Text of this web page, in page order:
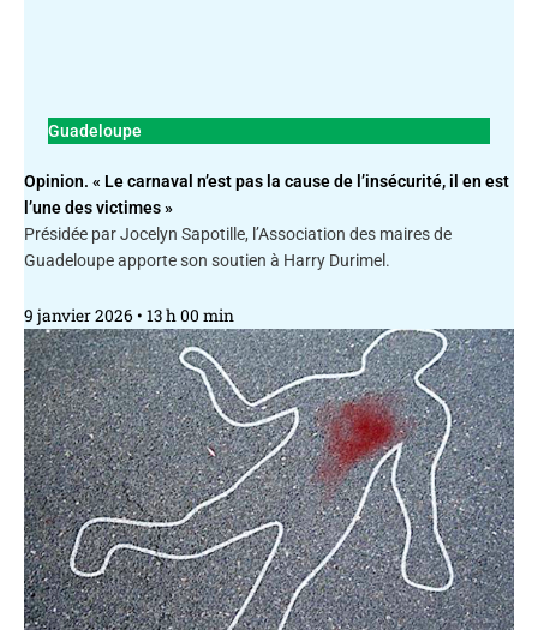
Guadeloupe
Opinion. « Le carnaval n’est pas la cause de l’insécurité, il en est
l’une des victimes »
Présidée par Jocelyn Sapotille, l’Association des maires de
Guadeloupe apporte son soutien à Harry Durimel.
9 janvier 2026 13 h 00 min